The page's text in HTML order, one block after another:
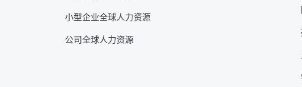
小型企业全球人力资源
公司全球人力资源